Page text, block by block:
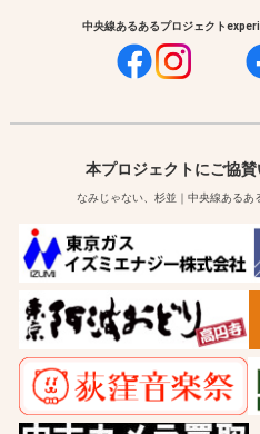
中央線あるあるプロジェクト
本プロジェクトにご協賛
なみじゃない、杉並｜中央線あるあ